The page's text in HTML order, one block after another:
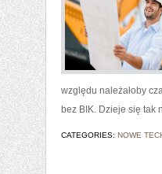
względu należałoby
bez BIK. Dzieje się tak
CATEGORIES: NOWE